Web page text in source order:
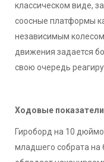
классическом виде,
соосные платформы
независимым
движения задается
свою очередь
Ходовые показатели
Гироборд на 10
младшего собрата на